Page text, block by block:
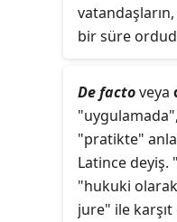
"profesör"
yardımcı
bir süre
boyunca
Ayrıca askerlik
olarak da bilinir.
De factoveya
"pratikte"
Latince deyiş.
"hukuki
jure" ile karşıt